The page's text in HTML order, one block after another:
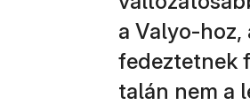
a Valyo-
fedeztetnek
talán nem a